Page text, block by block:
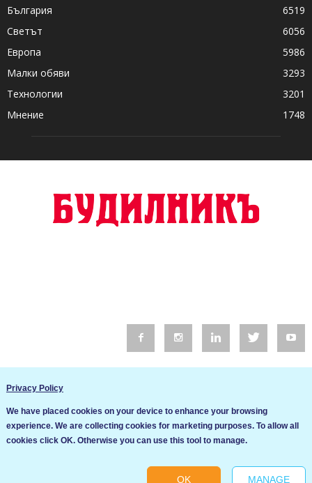
България
6519
Светът
6056
Европа
5986
Малки обяви
3293
Технологии
3201
Мнение
1748
Общи условия
Privacy Policy
We have placed cookies on your device to enhance your browsing
experience. We are collecting cookies for marketing purposes. To allow all
cookies click OK. Otherwise you can use this tool to manage.
OK MANAGE
Ние използваме бисквитки за да подобрим услугите си. Ако
продължите да посещавате този сайт, ние приемаме, че се